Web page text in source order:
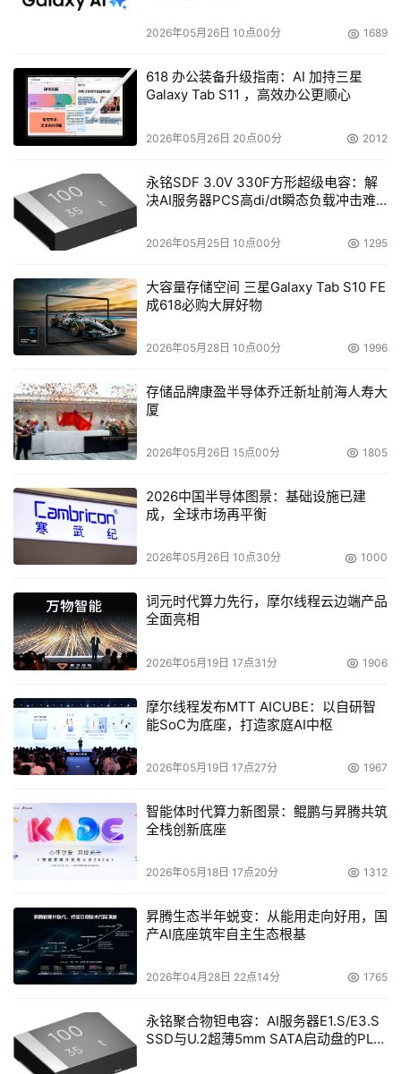
2026年05月26日 10点00分 1689
618 办公装备升级指南：AI 加持三星
Galaxy Tab S11 ，高效办公更顺心
2026年05月26日 20点00分 2012
永铭SDF 3.0V 330F方形超级电容：解
决AI服务器PCS高di/dt瞬态负载冲击难
2026年05月25日 10点00分 1295
大容量存储空间 三星Galaxy Tab S10 FE
成618必购大屏好物
2026年05月28日 10点00分 1996
存储品牌康盈半导体乔迁新址前海人寿大
厦
2026年05月26日 15点00分 1805
2026中国半导体图景：基础设施已建
成，全球市场再平衡
2026年05月26日 10点30分 1000
词元时代算力先行，摩尔线程云边端产品
全面亮相
2026年05月19日 17点31分 1906
摩尔线程发布MTT AICUBE：以自研智
能SoC为底座，打造家庭AI中枢
2026年05月19日 17点27分 1967
智能体时代算力新图景：鲲鹏与昇腾共筑
全栈创新底座
2026年05月18日 17点20分 1312
昇腾生态半年蜕变：从能用走向好用，国
产AI底座筑牢自主生态根基
2026年04月28日 22点14分 1765
永铭聚合物钽电容：AI服务器E1.S/E3.S
SSD与U.2超薄5mm SATA启动盘的PLP